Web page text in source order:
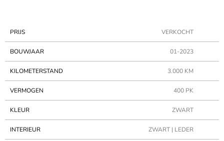
PRIJS VERKOCHT
BOUWJAAR 01-2023
KILOMETERSTAND 3.000 KM
VERMOGEN 400 PK
KLEUR ZWART
INTERIEUR ZWART | LEDER